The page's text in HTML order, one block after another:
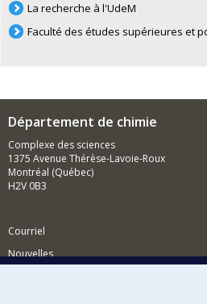
La recherche à l'UdeM
Faculté des études supérieures et
Département de chimie
Complexe des sciences
1375 Avenue Thérèse-Lavoie-Roux
Montréal (Québec)
H2V 0B3
Courriel
Nouvelles